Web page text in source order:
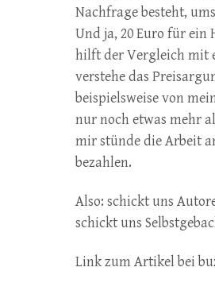
Nachfrage besteht,
Und ja, 20 Euro für ein
hilft der Vergleich mit
verstehe das
beispielsweise von
nur noch etwas mehr
mir stünde die Arbeit
bezahlen.
Also: schickt uns
schickt uns
Link zum Artikel bei